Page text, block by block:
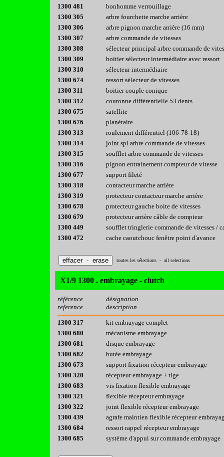
1300 481
bonhomme verrouillage
1300 305
arbre fourchette marche arrière
1300 306
arbre pignon marche arrière (16 mm)
1300 307
arbre commande de vitesses
1300 308
sélecteur principal arbre commande de
1300 309
boitier sélecteur intermédiaire avec ressort
1300 310
sélecteur intermédiaire
1300 674
ressort sélecteur de vitesses
1300 311
boitier couple conique
1300 312
couronne différentielle 53 dents
1300 675
satellite
1300 676
planétaire
1300 313
roulement différentiel (106-78-18)
1300 314
joint spi arbre commande de vitesses
1300 315
soufflet arbre commande de vitesses
1300 316
pignon entrainement compteur de vitesse
1300 677
support fileté
1300 318
contacteur marche arrière
1300 319
protecteur contacteur marche arrière
1300 678
protecteur gauche boite de vitesses
1300 679
protecteur arrière câble de compteur
1300 449
soufflet tringlerie commande de vitesses /
1300 472
cache caoutchouc fenêtre point d'avance
toutes les sélections - all selections
X1/9 1300 . embrayage - clutch
référence
reference
désignation
description
1300 317
kit embrayage complet
1300 680
mécanisme embrayage
1300 681
disque embrayage
1300 682
butée embrayage
1300 673
support fixation récepteur embrayage
1300 320
récepteur embrayage + tige
1300 683
vis fixation flexible embrayage
1300 321
flexible récepteur embrayage
1300 322
joint flexible récepteur embrayage
1300 439
agrafe maintien flexible récepteur
1300 684
ressort rappel récepteur embrayage
1300 685
système d'appui sur commande embrayage